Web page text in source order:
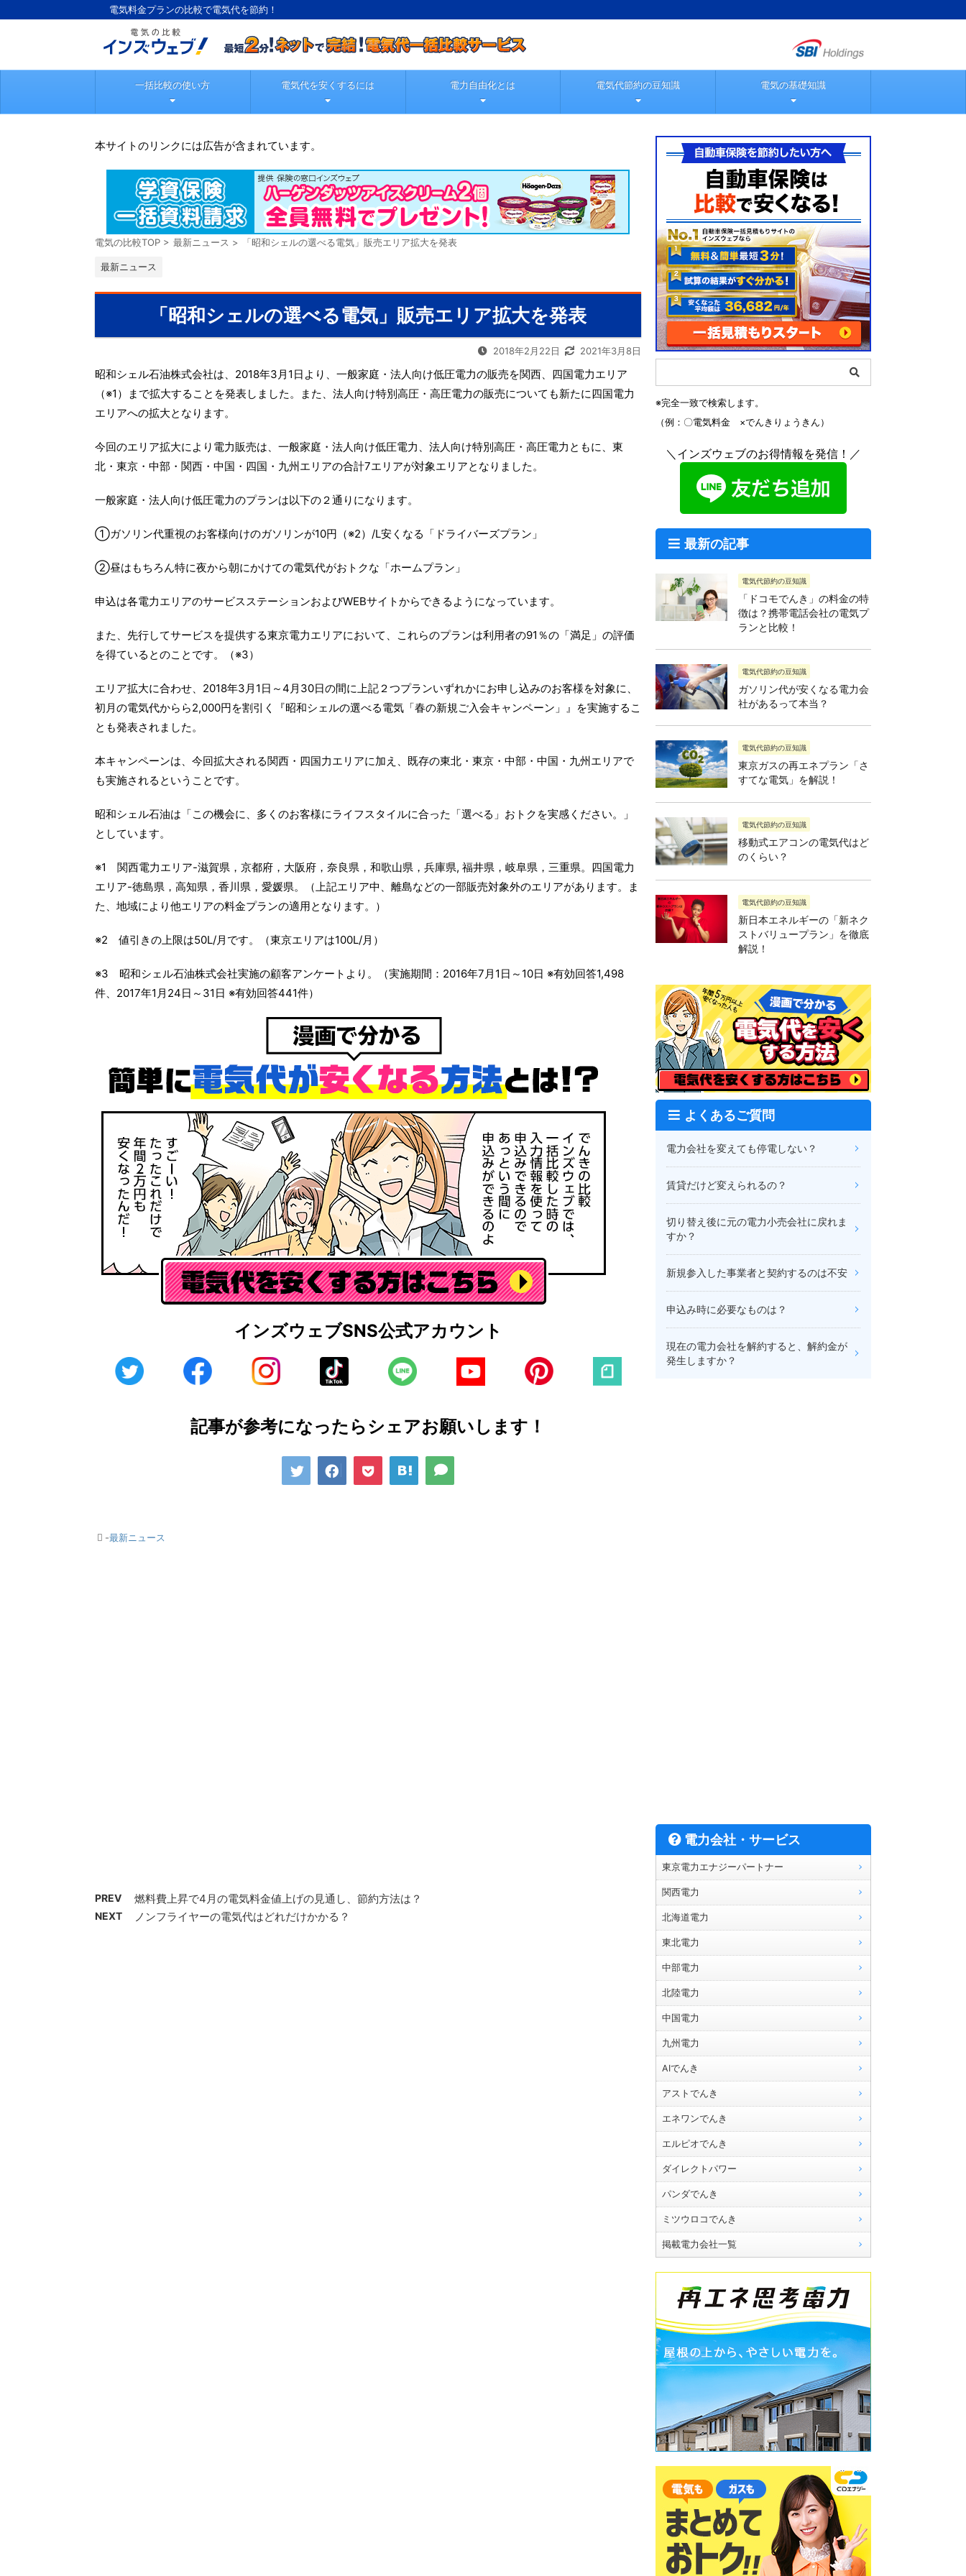
電気料金プランの比較で電気代を節約！
一括比較の使い方 電気代を安くするには 電力自由化とは 電気代節約の豆知識 電気の基礎知識
本サイトのリンクには広告が含まれています。
電気の比較TOP > 最新ニュース > 「昭和シェルの選べる電気」販売エリア拡大を発表
最新ニュース
「昭和シェルの選べる電気」販売エリア拡大を発表
2018年2月22日 2021年3月8日
昭和シェル石油株式会社は、2018年3月1日より、一般家庭・法人向け低圧電力の販売を関西、四国電力エリア
（※1）まで拡大することを発表しました。また、法人向け特別高圧・高圧電力の販売についても新たに四国電力
エリアへの拡大となります。
今回のエリア拡大により電力販売は、一般家庭・法人向け低圧電力、法人向け特別高圧・高圧電力ともに、東
北・東京・中部・関西・中国・四国・九州エリアの合計7エリアが対象エリアとなりました。
一般家庭・法人向け低圧電力のプランは以下の２通りになります。
①ガソリン代重視のお客様向けのガソリンが10円（※2）/L安くなる「ドライバーズプラン」
②昼はもちろん特に夜から朝にかけての電気代がおトクな「ホームプラン」
申込は各電力エリアのサービスステーションおよびWEBサイトからできるようになっています。
また、先行してサービスを提供する東京電力エリアにおいて、これらのプランは利用者の91％の「満足」の評価
を得ているとのことです。（※3）
エリア拡大に合わせ、2018年3月1日～4月30日の間に上記２つプランいずれかにお申し込みのお客様を対象に、
初月の電気代からら2,000円を割引く『昭和シェルの選べる電気「春の新規ご入会キャンペーン」』を実施するこ
とも発表されました。
本キャンペーンは、今回拡大される関西・四国力エリアに加え、既存の東北・東京・中部・中国・九州エリアで
も実施されるということです。
昭和シェル石油は「この機会に、多くのお客様にライフスタイルに合った「選べる」おトクを実感ください。」
としています。
※1 関西電力エリア-滋賀県，京都府，大阪府，奈良県，和歌山県，兵庫県, 福井県，岐阜県，三重県。四国電力
エリア-徳島県，高知県，香川県，愛媛県。（上記エリア中、離島などの一部販売対象外のエリアがあります。ま
た、地域により他エリアの料金プランの適用となります。）
※2 値引きの上限は50L/月です。（東京エリアは100L/月）
※3 昭和シェル石油株式会社実施の顧客アンケートより。（実施期間：2016年7月1日～10日 ※有効回答1,498
件、2017年1月24日～31日 ※有効回答441件）
インズウェブSNS公式アカウント
記事が参考になったらシェアお願いします！
-最新ニュース
PREV 燃料費上昇で4月の電気料金値上げの見通し、節約方法は？
NEXT ノンフライヤーの電気代はどれだけかかる？
※完全一致で検索します。
（例：〇電気料金 ×でんきりょうきん）
＼インズウェブのお得情報を発信！／
最新の記事
電気代節約の豆知識
「ドコモでんき」の料金の特
徴は？携帯電話会社の電気プ
ランと比較！
電気代節約の豆知識
ガソリン代が安くなる電力会
社があるって本当？
電気代節約の豆知識
東京ガスの再エネプラン「さ
すてな電気」を解説！
電気代節約の豆知識
移動式エアコンの電気代はど
のくらい？
電気代節約の豆知識
新日本エネルギーの「新ネク
ストバリュープラン」を徹底
解説！
よくあるご質問
電力会社を変えても停電しない？
賃貸だけど変えられるの？
切り替え後に元の電力小売会社に戻れま
すか？
新規参入した事業者と契約するのは不安
申込み時に必要なものは？
現在の電力会社を解約すると、解約金が
発生しますか？
電力会社・サービス
東京電力エナジーパートナー
関西電力
北海道電力
東北電力
中部電力
北陸電力
中国電力
九州電力
AIでんき
アストでんき
エネワンでんき
エルピオでんき
ダイレクトパワー
パンダでんき
ミツウロコでんき
掲載電力会社一覧